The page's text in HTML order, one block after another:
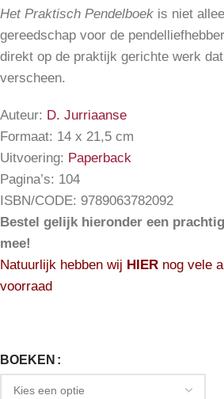
Het Praktisch Pendelboek is niet
gereedschap voor de
direkt op de praktijk gerichte werk
verscheen.
Auteur: D. Jurriaanse
Formaat: 14 x 21,5 cm
Uitvoering: Paperback
Pagina’s: 104
ISBN/CODE: 9789063782092
Bestel gelijk hieronder een
mee!
Natuurlijk hebben wij HIER nog vele
voorraad
BOEKEN